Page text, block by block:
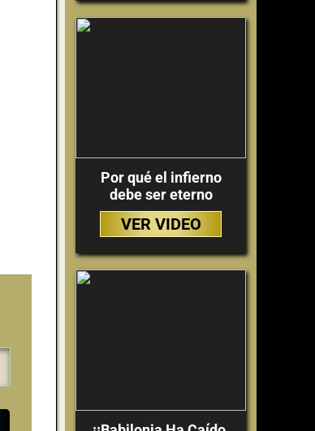
Por qué el infierno
debe ser eterno
VER VIDEO